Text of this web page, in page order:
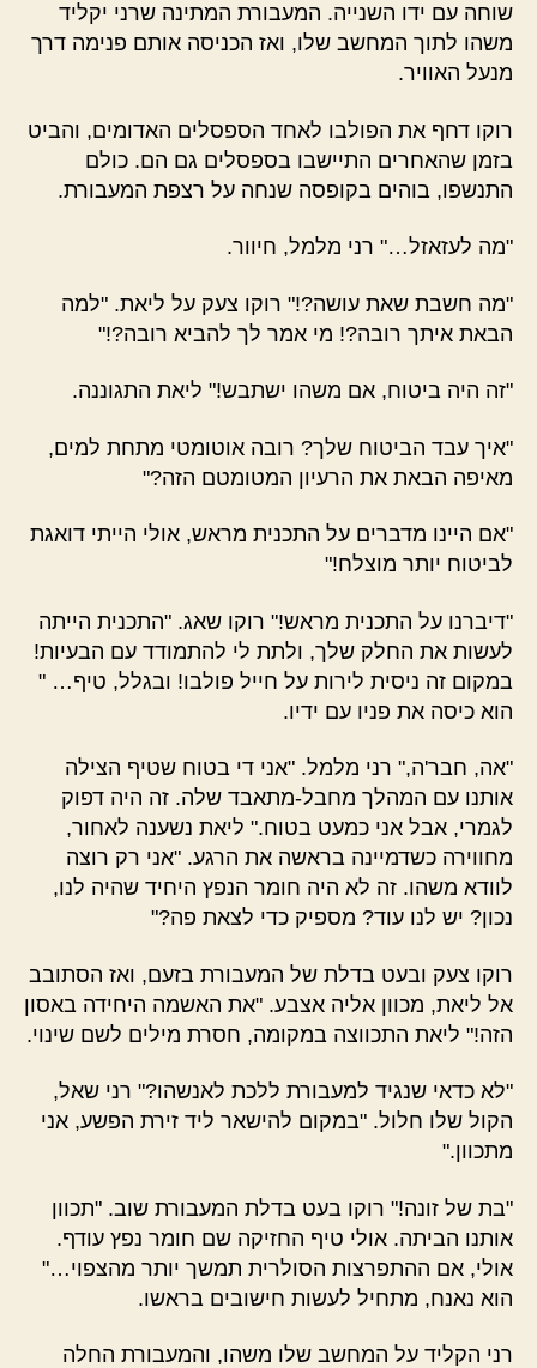
שוחה עם ידו השנייה. המעבורת המתינה שרני יקליד
משהו לתוך המחשב שלו, ואז הכניסה אותם פנימה דרך
מנעל האוויר.
רוקו דחף את הפולבו לאחד הספסלים האדומים, והביט
בזמן שהאחרים התיישבו בספסלים גם הם. כולם
התנשפו, בוהים בקופסה שנחה על רצפת המעבורת.
"מה לעזאזל…" רני מלמל, חיוור.
"מה חשבת שאת עושה?!" רוקו צעק על ליאת. "למה
הבאת איתך רובה?! מי אמר לך להביא רובה?!"
"זה היה ביטוח, אם משהו ישתבש!" ליאת התגוננה.
"איך עבד הביטוח שלך? רובה אוטומטי מתחת למים,
מאיפה הבאת את הרעיון המטומטם הזה?"
"אם היינו מדברים על התכנית מראש, אולי הייתי דואגת
לביטוח יותר מוצלח!"
"דיברנו על התכנית מראש!" רוקו שאג. "התכנית הייתה
לעשות את החלק שלך, ולתת לי להתמודד עם הבעיות!
במקום זה ניסית לירות על חייל פולבו! ובגלל, טיף… "
הוא כיסה את פניו עם ידיו.
"אה, חבר'ה," רני מלמל. "אני די בטוח שטיף הצילה
אותנו עם המהלך מחבל-מתאבד שלה. זה היה דפוק
לגמרי, אבל אני כמעט בטוח." ליאת נשענה לאחור,
מחווירה כשדמיינה בראשה את הרגע. "אני רק רוצה
לוודא משהו. זה לא היה חומר הנפץ היחיד שהיה לנו,
נכון? יש לנו עוד? מספיק כדי לצאת פה?"
רוקו צעק ובעט בדלת של המעבורת בזעם, ואז הסתובב
אל ליאת, מכוון אליה אצבע. "את האשמה היחידה באסון
הזה!" ליאת התכווצה במקומה, חסרת מילים לשם שינוי.
"לא כדאי שנגיד למעבורת ללכת לאנשהו?" רני שאל,
הקול שלו חלול. "במקום להישאר ליד זירת הפשע, אני
מתכוון."
"בת של זונה!" רוקו בעט בדלת המעבורת שוב. "תכוון
אותנו הביתה. אולי טיף החזיקה שם חומר נפץ עודף.
אולי, אם ההתפרצות הסולרית תמשך יותר מהצפוי…"
הוא נאנח, מתחיל לעשות חישובים בראשו.
רני הקליד על המחשב שלו משהו, והמעבורת החלה